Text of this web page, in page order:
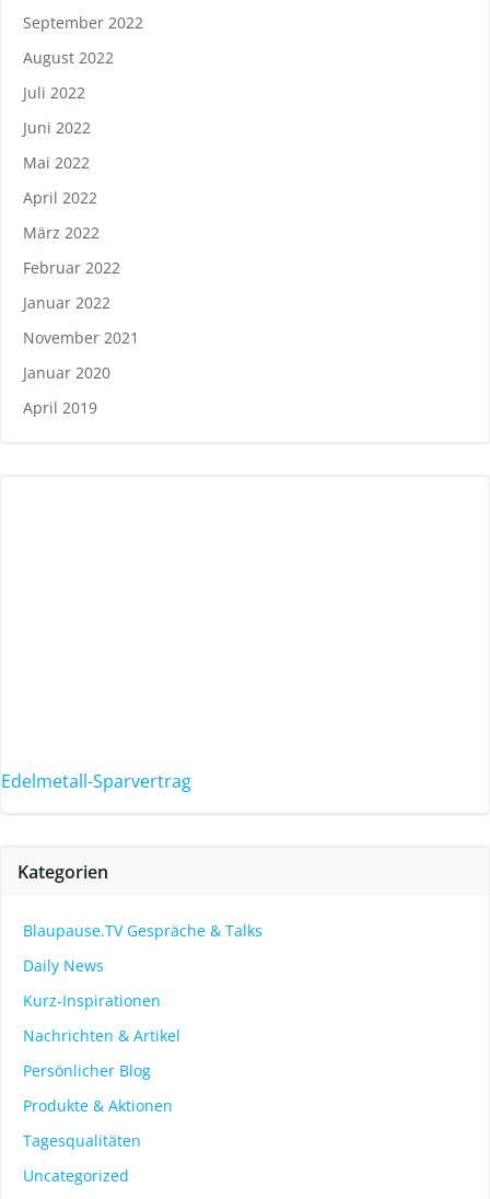
September 2022
August 2022
Juli 2022
Juni 2022
Mai 2022
April 2022
März 2022
Februar 2022
Januar 2022
November 2021
Januar 2020
April 2019
Edelmetall-Sparvertrag
Kategorien
Blaupause.TV Gespräche & Talks
Daily News
Kurz-Inspirationen
Nachrichten & Artikel
Persönlicher Blog
Produkte & Aktionen
Tagesqualitäten
Uncategorized